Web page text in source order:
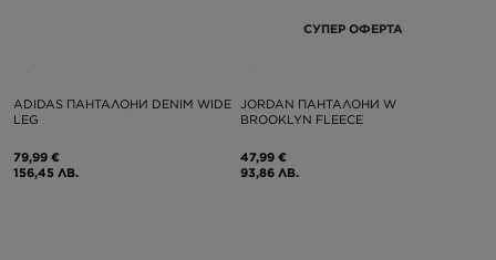
ADIDAS ПАНТАЛОНИ DENIM WIDE
LEG
79,99 €
156,45 ЛВ.
СУПЕР ОФЕРТА
JORDAN ПАНТАЛОНИ W
BROOKLYN FLEECE
47,99 €
93,86 ЛВ.